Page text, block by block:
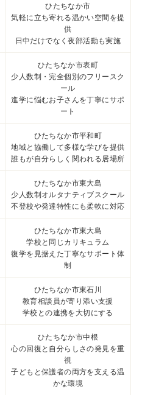
ひたちなか市
気軽に立ち寄れる温かい空間を提
供
日中だけでなく夜部活動も実施
ひたちなか市表町
少人数制・完全個別のフリースク
ール
進学に悩むお子さんを丁寧にサポ
ート
ひたちなか市平和町
地域と協働して多様な学びを提供
誰もが自分らしく関われる居場所
ひたちなか市東大島
少人数制オルタナティブスクール
不登校や発達特性にも柔軟に対応
ひたちなか市東大島
学校と同じカリキュラム
復学を見据えた丁寧なサポート体
制
ひたちなか市東石川
教育相談員が寄り添い支援
学校との連携を大切にする
ひたちなか市中根
心の回復と自分らしさの発見を重
視
子どもと保護者の両方を支える温
かな環境